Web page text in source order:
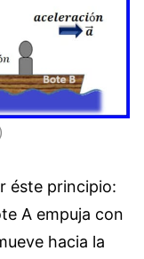
éste principio:
A empuja con
hacia la